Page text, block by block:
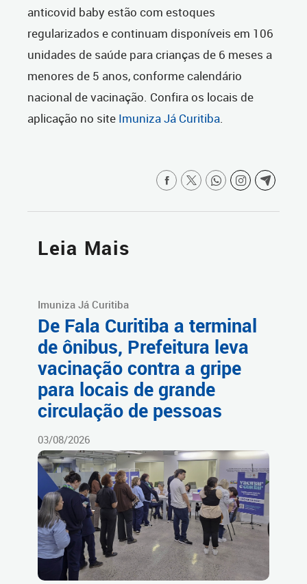
anticovid baby estão com estoques
regularizados e continuam disponíveis em 106
unidades de saúde para crianças de 6 meses a
menores de 5 anos, conforme calendário
nacional de vacinação. Confira os locais de
aplicação no site Imuniza Já Curitiba.
Leia Mais
Imuniza Já Curitiba
De Fala Curitiba a terminal
de ônibus, Prefeitura leva
vacinação contra a gripe
para locais de grande
circulação de pessoas
03/08/2026